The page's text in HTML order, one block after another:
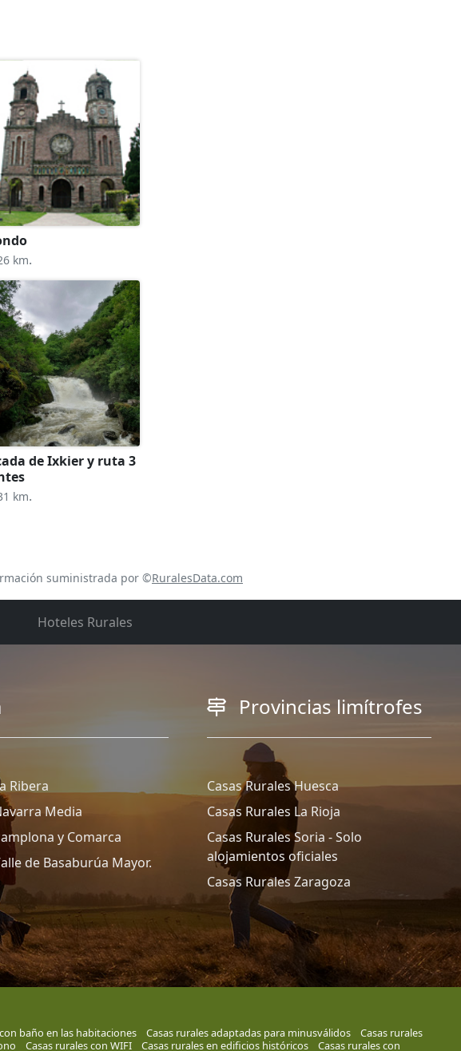
km.
de Ixkier y ruta 3
km.
suministrada por ©RuralesData.com
Hoteles Rurales
Ribera
Media
y Comarca
de Basaburúa Mayor.
Provincias limítrofes
Casas Rurales Huesca
Casas Rurales La Rioja
Casas Rurales Soria - Solo
alojamientos oficiales
Casas Rurales Zaragoza
baño en las habitaciones Casas rurales adaptadas para minusválidos
Casas rurales
Casas rurales con WIFI Casas rurales en edificios históricos Casas rurales con